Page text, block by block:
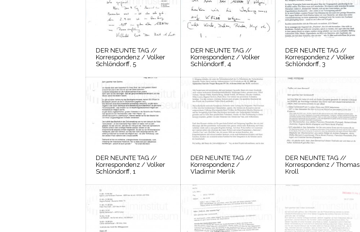
DER NEUNTE TAG //
Korrespondenz / Volker
Schlöndorff, 5
DER NEUNTE TAG //
Korrespondenz / Volker
Schlöndorff, 4
DER NEUNTE TAG //
Korrespondenz / Volker
Schlöndorff, 3
DER NEUNTE TAG //
Korrespondenz / Volker
Schlöndorff, 1
DER NEUNTE TAG //
Korrespondenz /
Vladimir Merlik
DER NEUNTE TAG //
Korrespondenz / Thomas
Kroll